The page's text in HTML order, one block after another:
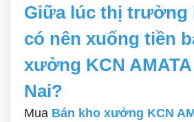
Giữa lúc thị trường
có nên xuống tiền
xưởng KCN
Nai?
Mua Bán kho xưởng KCN